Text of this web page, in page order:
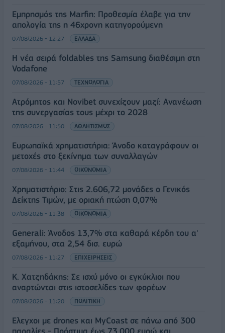
Εμπρησμός της Marfin: Προθεσμία έλαβε για την
απολογία της η 46χρονη κατηγορούμενη
07/08/2026 - 12:27 ΕΛΛΑΔΑ
Η νέα σειρά foldables της Samsung διαθέσιμη στη
Vodafone
07/08/2026 - 11:57 ΤΕΧΝΟΛΟΓΙΑ
Ατρόμητος και Novibet συνεχίζουν μαζί: Ανανέωση
της συνεργασίας τους μέχρι το 2028
07/08/2026 - 11:50 ΑΘΛΗΤΙΣΜΟΣ
Ευρωπαϊκά χρηματιστήρια: Άνοδο καταγράφουν οι
μετοχές στο ξεκίνημα των συναλλαγών
07/08/2026 - 11:44 ΟΙΚΟΝΟΜΙΑ
Χρηματιστήριο: Στις 2.606,72 μονάδες ο Γενικός
Δείκτης Τιμών, με οριακή πτώση 0,07%
07/08/2026 - 11:38 ΟΙΚΟΝΟΜΙΑ
Generali: Άνοδος 13,7% στα καθαρά κέρδη του α'
εξαμήνου, στα 2,54 δισ. ευρώ
07/08/2026 - 11:27 ΕΠΙΧΕΙΡΗΣΕΙΣ
Κ. Χατζηδάκης: Σε ισχύ μόνο οι εγκύκλιοι που
αναρτώνται στις ιστοσελίδες των φορέων
07/08/2026 - 11:20 ΠΟΛΙΤΙΚΗ
Έλεγχοι με drones και MyCoast σε πάνω από 300